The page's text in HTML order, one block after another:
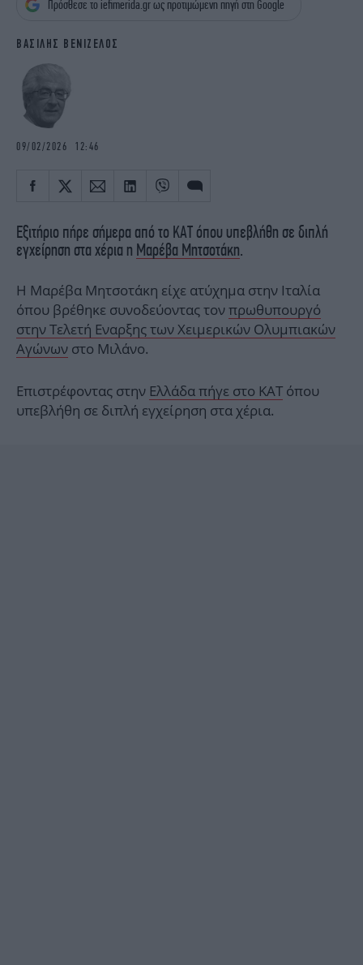
iBOOKS
ΖΩΔΙΑ
NEWSLETTER
Πρόσθεσε το iefimerida.gr ως προτιμώμενη πηγή στη Google
ΒΑΣΙΛΗΣ ΒΕΝΙΖΕΛΟΣ
09/02/2026 12:46
Εξιτήριο πήρε σήμερα από το ΚΑΤ όπου υπεβλήθη σε διπλή
εγχείρηση στα χέρια η Μαρέβα Μητσοτάκη.
Η Μαρέβα Μητσοτάκη είχε ατύχημα στην Ιταλία
όπου βρέθηκε συνοδεύοντας τονπρωθυπουργό
στην Τελετή Εναρξης των Χειμερικών Ολυμπιακών
Αγώνων στο Μιλάνο.
Επιστρέφοντας στην Ελλάδα πήγε στο ΚΑΤ όπου
υπεβλήθη σε διπλή εγχείρηση στα χέρια.